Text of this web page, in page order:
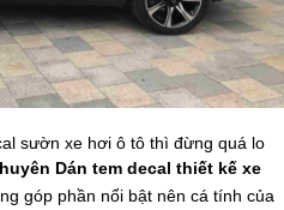
sườn xe hơi ô tô thì đừng quá lo
Dán tem decal thiết kế xe
góp phần nổi bật nên cá tính của